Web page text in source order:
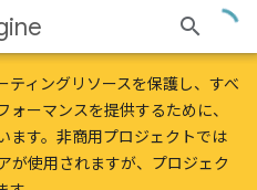
ティングリソースを保護し、すべ
ーマンスを提供するために、
ます。非商用プロジェクトでは
が使用されますが、プロジェク